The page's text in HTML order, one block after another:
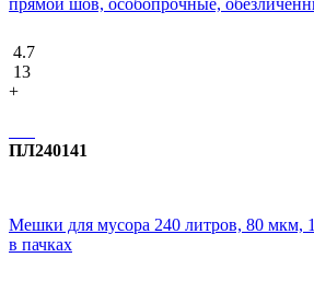
4.7
13
+
ПЛ240141
Мешки для мусора 240 литров, 80 мкм,
в пачках